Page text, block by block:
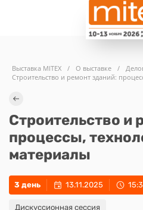
Выставка MITEX / О выставке /
Строительство и ремонт зданий:
Строительство и
процессы,
материалы
3 день 13.11.2025
Дискуссионная сессия